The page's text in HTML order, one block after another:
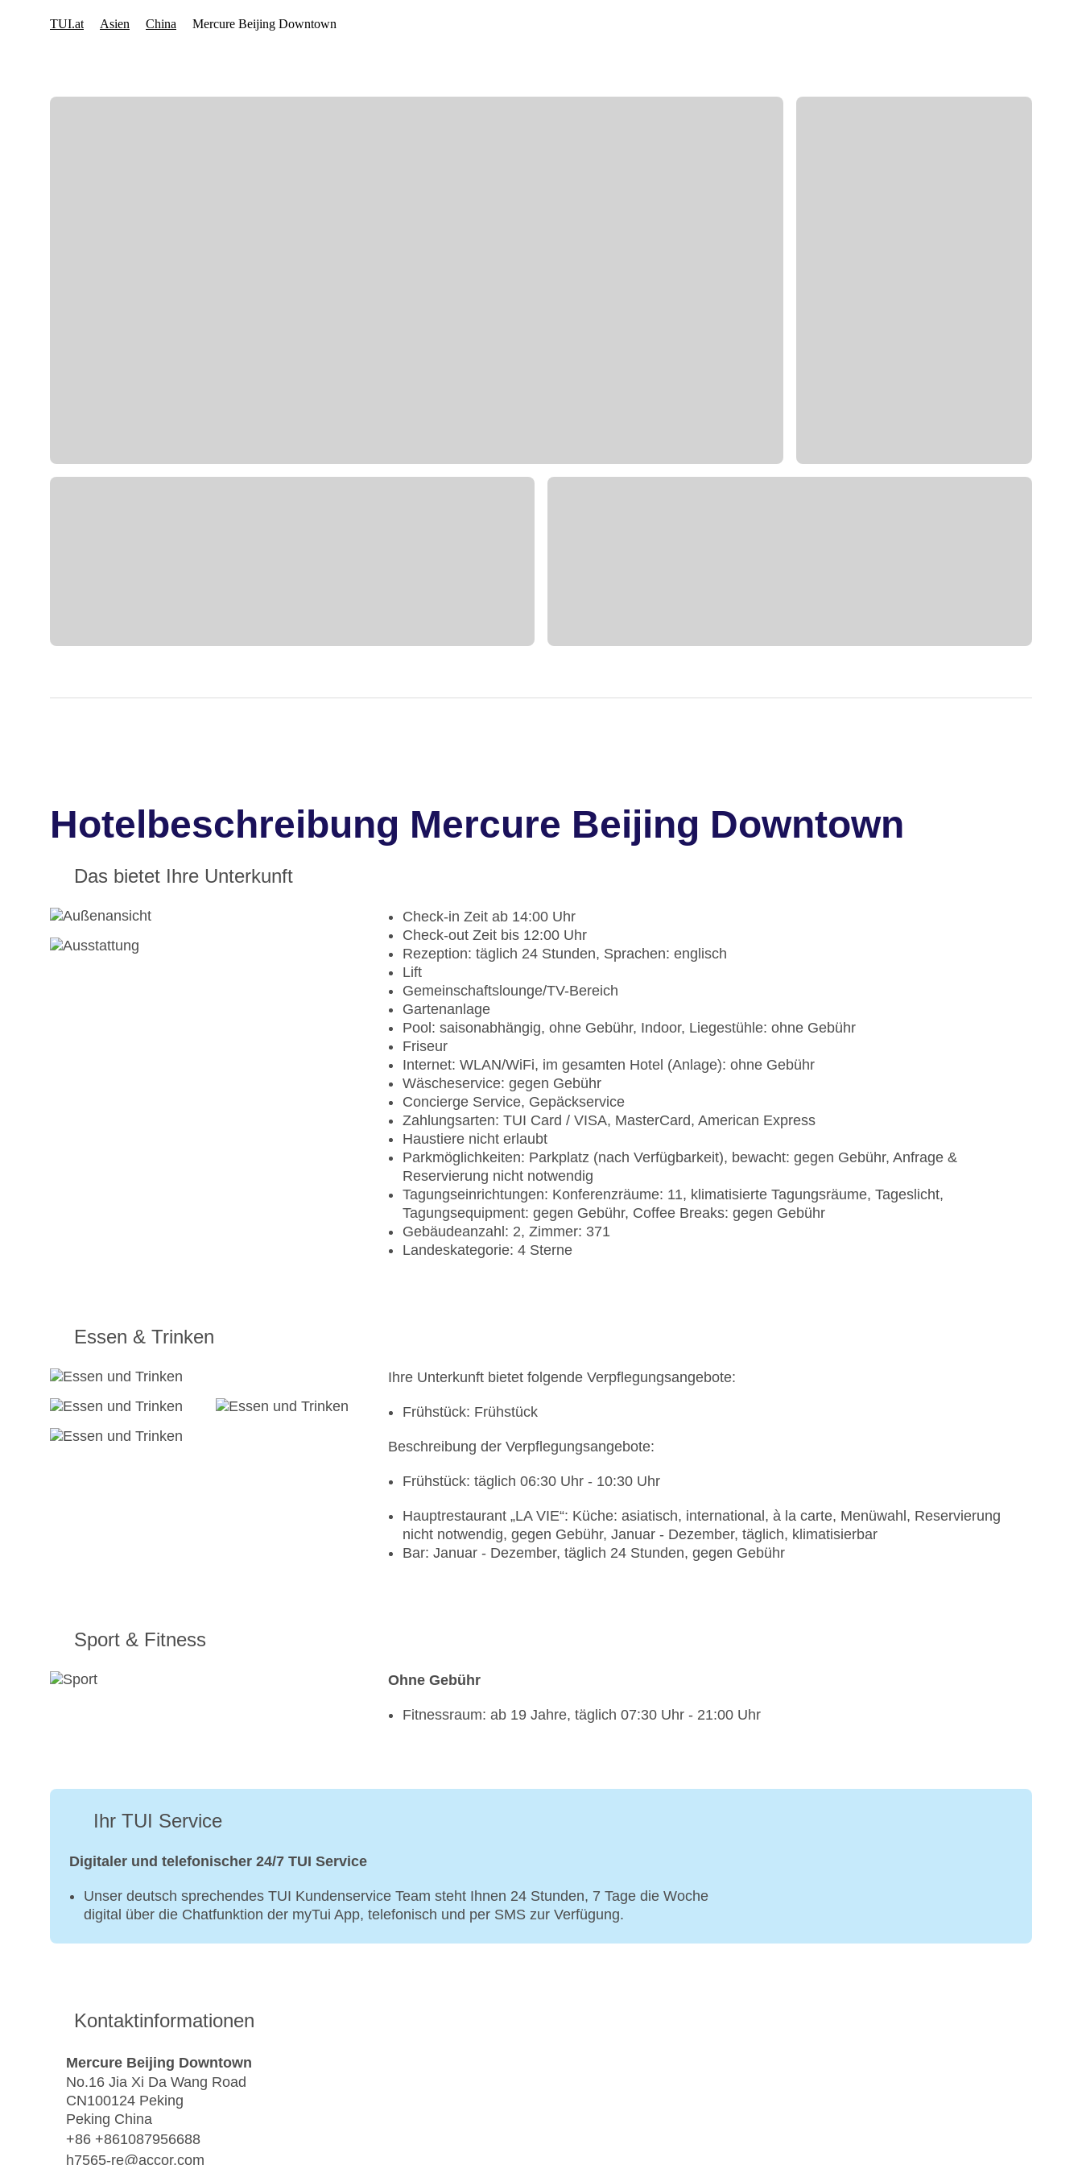
Hotelbeschreibung Mercure Beijing Downtown
Das bietet Ihre Unterkunft
Check-in Zeit ab 14:00 Uhr
Check-out Zeit bis 12:00 Uhr
Rezeption: täglich 24 Stunden, Sprachen: englisch
Lift
Gemeinschaftslounge/TV-Bereich
Gartenanlage
Pool: saisonabhängig, ohne Gebühr, Indoor, Liegestühle: ohne Gebühr
Friseur
Internet: WLAN/WiFi, im gesamten Hotel (Anlage): ohne Gebühr
Wäscheservice: gegen Gebühr
Concierge Service, Gepäckservice
Zahlungsarten: TUI Card / VISA, MasterCard, American Express
Haustiere nicht erlaubt
Parkmöglichkeiten: Parkplatz (nach Verfügbarkeit), bewacht: gegen Gebühr, Anfrage &
Reservierung nicht notwendig
Tagungseinrichtungen: Konferenzräume: 11, klimatisierte Tagungsräume, Tageslicht,
Tagungsequipment: gegen Gebühr, Coffee Breaks: gegen Gebühr
Gebäudeanzahl: 2, Zimmer: 371
Landeskategorie: 4 Sterne
Essen & Trinken
Ihre Unterkunft bietet folgende Verpflegungsangebote:
Frühstück: Frühstück
Beschreibung der Verpflegungsangebote:
Frühstück: täglich 06:30 Uhr - 10:30 Uhr
Hauptrestaurant „LA VIE“: Küche: asiatisch, international, à la carte, Menüwahl, Reservierung
nicht notwendig, gegen Gebühr, Januar - Dezember, täglich, klimatisierbar
Bar: Januar - Dezember, täglich 24 Stunden, gegen Gebühr
Sport & Fitness
Ohne Gebühr
Fitnessraum: ab 19 Jahre, täglich 07:30 Uhr - 21:00 Uhr
Ihr TUI Service
Digitaler und telefonischer 24/7 TUI Service
Unser deutsch sprechendes TUI Kundenservice Team steht Ihnen 24 Stunden, 7 Tage die Woche
digital über die Chatfunktion der myTui App, telefonisch und per SMS zur Verfügung.
Kontaktinformationen
Mercure Beijing Downtown
No.16 Jia Xi Da Wang Road
CN100124 Peking
Peking China
+86 +861087956688
h7565-re@accor.com